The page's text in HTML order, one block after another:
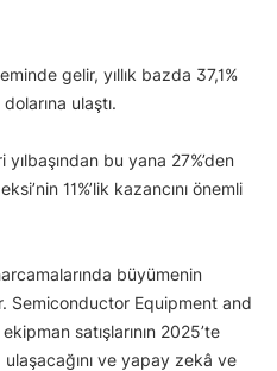
gelir, yıllık bazda 37,1%
ulaştı.
bu yana 27%’den
11%’lik kazancını önemli
büyümenin
Semiconductor Equipment and
satışlarının 2025’te
ve yapay zekâ ve